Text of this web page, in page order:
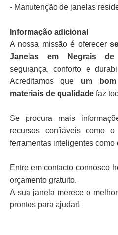
- Manutenção de janelas
Informação adicional
A nossa missão é oferecer
Janelas em Negrais de
segurança, conforto e
Acreditamos que um
materiais de qualidade faz
Se procura mais
recursos confiáveis como o
ferramentas inteligentes como
Entre em contacto connosco
orçamento gratuito.
A sua janela merece o
prontos para ajudar!